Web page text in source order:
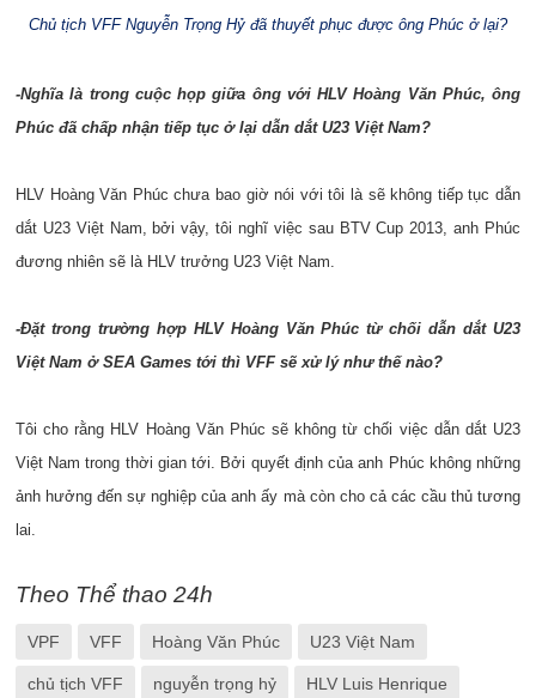
Chủ tịch VFF Nguyễn Trọng Hỷ đã thuyết phục được ông Phúc ở lại?
-Nghĩa là trong cuộc họp giữa ông với HLV Hoàng Văn Phúc, ông
Phúc đã chấp nhận tiếp tục ở lại dẫn dắt U23 Việt Nam?
HLV Hoàng Văn Phúc chưa bao giờ nói với tôi là sẽ không tiếp tục dẫn
dắt U23 Việt Nam, bởi vậy, tôi nghĩ việc sau BTV Cup 2013, anh Phúc
đương nhiên sẽ là HLV trưởng U23 Việt Nam.
-Đặt trong trường hợp HLV Hoàng Văn Phúc từ chối dẫn dắt U23
Việt Nam ở SEA Games tới thì VFF sẽ xử lý như thế nào?
Tôi cho rằng HLV Hoàng Văn Phúc sẽ không từ chối việc dẫn dắt U23
Việt Nam trong thời gian tới. Bởi quyết định của anh Phúc không những
ảnh hưởng đến sự nghiệp của anh ấy mà còn cho cả các cầu thủ tương
lai.
Theo Thể thao 24h
VPF VFF Hoàng Văn Phúc U23 Việt Nam
chủ tịch VFF nguyễn trọng hỷ HLV Luis Henrique